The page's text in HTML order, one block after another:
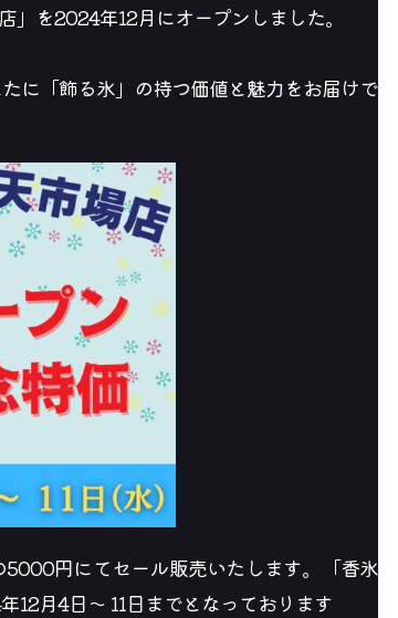
を2024年12月にオープンしました。
に「飾る氷」の持つ価値と魅力をお届けで
円にてセール販売いたします。「香氷
12月4日〜 11日までとなっております